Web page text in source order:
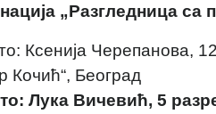
„Разгледница са
Ксенија Черепанова,
Кочић“, Београд
Лука Вичевић, 5